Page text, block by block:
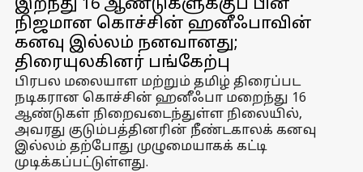
இறந்து 16 ஆண்டுகளுக்குப் பின்
நிஜமான கொச்சின் ஹனீஃபாவின்
கனவு இல்லம் நனவானது;
திரையுலகினர் பங்கேற்பு
பிரபல மலையாள மற்றும் தமிழ் திரைப்பட
நடிகரான கொச்சின் ஹனீஃபா மறைந்து 16
ஆண்டுகள் நிறைவடைந்துள்ள நிலையில்,
அவரது குடும்பத்தினரின் நீண்டகாலக் கனவு
இல்லம் தற்போது முழுமையாகக் கட்டி
முடிக்கப்பட்டுள்ளது.